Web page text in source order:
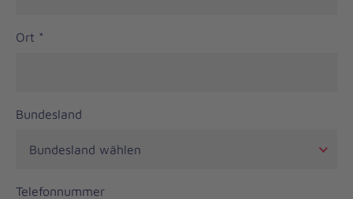
Ort *
Bundesland
Telefonnummer